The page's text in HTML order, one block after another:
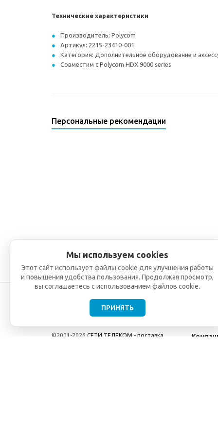
Технические характеристики
Производитель: Polycom
Артикул: 2215-23410-001
Категория: Дополнительное оборудование и
Совместим с Polycom HDX 9000 series
Персональные рекомендации
©2001-2026 СЕТИ ТЕЛЕКОМ - поставка,
Мы используем cookies
Этот сайт использует файлы cookie для улучшения работы
и повышения удобства пользования. Продолжая просмотр,
вы соглашаетесь с использованием файлов cookie.
ПРИНЯТЬ